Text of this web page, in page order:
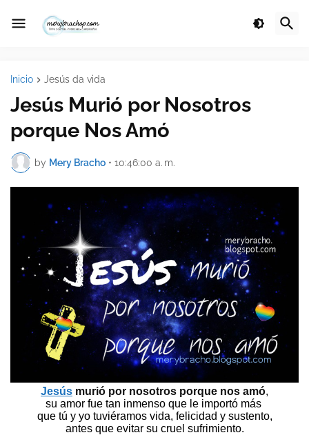
Inicio Jesús da vida
Jesús Murió por Nosotros
porque Nos Amó
by Mery Bracho • 10:46:00 a. m.
Jesús murió por nosotros porque nos amó,
su amor fue tan inmenso que le importó más
que tú y yo tuviéramos vida, felicidad y sustento,
antes que evitar su cruel sufrimiento.